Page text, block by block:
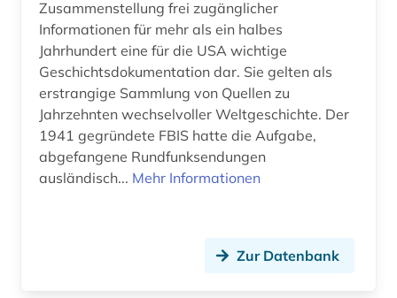
geschichte 1870-1920 (1)
geschichte 1900-2000 (2)
geschichte 1945 - 2004 (1)
geschichte 1969-1990 (1)
geschichtsschreibung (1)
geschlechterforschung (1)
Zusammenstellung frei zugänglicher
Informationen für mehr als ein halbes
Jahrhundert eine für die USA wichtige
Geschichtsdokumentation dar. Sie gelten als
erstrangige Sammlung von Quellen zu
Jahrzehnten wechselvoller Weltgeschichte. Der
1941 gegründete FBIS hatte die Aufgabe,
abgefangene Rundfunksendungen
ausländisch... Mehr Informationen
Zur Datenbank